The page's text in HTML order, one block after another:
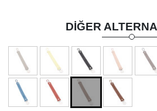
DIĞER